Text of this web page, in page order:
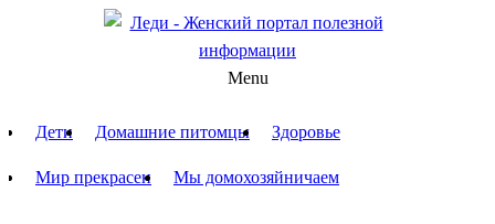
Menu
Дети Домашние питомцы Здоровье
Мир прекрасен Мы домохозяйничаем